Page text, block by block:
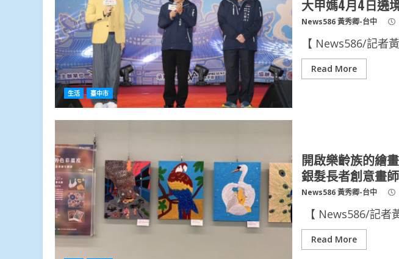
生活 臺中市
大甲媽4月4日遶
News586 黃秀卿-台中
【 News586/記者
Read More
開啟樂齡族的繪
銀髮長者創意畫
News586 黃秀卿-台中
【 News586/記者
Read More